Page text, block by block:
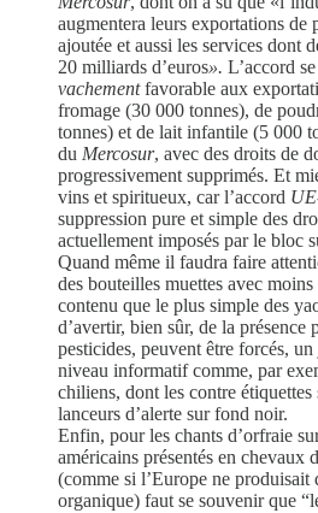
augmentera leurs exportations de
ajoutée et aussi les services dont
20 milliards d’euros». L’accord
vachementfavorable aux
fromage (30 000 tonnes), de
tonnes) et de lait infantile (5 000
du Mercosur, avec des droits de
progressivement supprimés. Et
vins et spiritueux, car l’accord
suppression pure et simple des
actuellement imposés par le bloc
Quand même il faudra faire
des bouteilles muettes avec
contenu que le plus simple des
d’avertir, bien sûr, de la présence
pesticides, peuvent être forcés, un
niveau informatif comme, par
chiliens, dont les contre étiquettes
lanceurs d’alerte sur fond noir.
Enfin, pour les chants d’orfraie
américains présentés en chevaux
(comme si l’Europe ne produisait
organique) faut se souvenir que